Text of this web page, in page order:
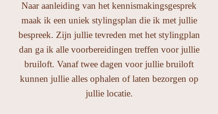
Naar aanleiding van het kennismakingsgesprek
maak ik een uniek stylingsplan die ik met jullie
bespreek. Zijn jullie tevreden met het stylingplan
dan ga ik alle voorbereidingen treffen voor jullie
bruiloft. Vanaf twee dagen voor jullie bruiloft
kunnen jullie alles ophalen of laten bezorgen op
jullie locatie.